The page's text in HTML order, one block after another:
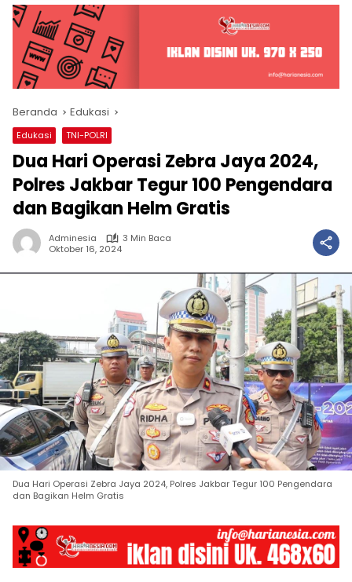
Beranda Edukasi
Edukasi TNI-POLRI
Dua Hari Operasi Zebra Jaya 2024,
Polres Jakbar Tegur 100 Pengendara
dan Bagikan Helm Gratis
Adminesia
3 Min Baca
Oktober 16, 2024
Dua Hari Operasi Zebra Jaya 2024, Polres Jakbar Tegur 100 Pengendara
dan Bagikan Helm Gratis